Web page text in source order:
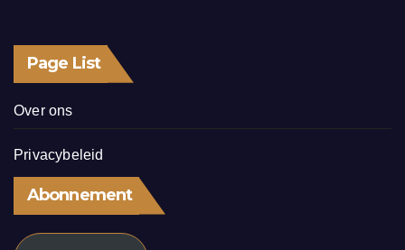
Page List
Over ons
Privacybeleid
Abonnement